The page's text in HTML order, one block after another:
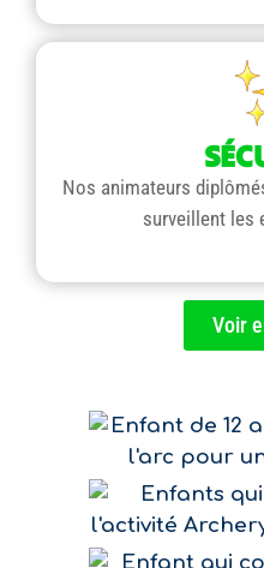
Nos animateurs
surveillent les
Voir